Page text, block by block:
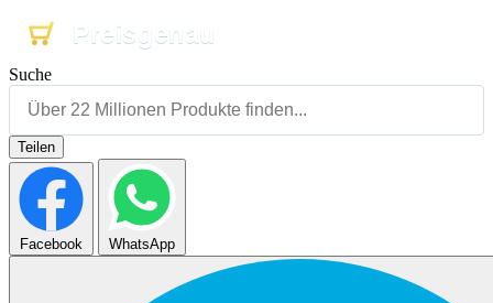
Preisgenau
Preisgenau
Preisgenau
Suche
Teilen
Facebook WhatsApp